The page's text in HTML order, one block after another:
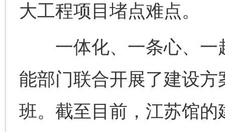
大工程项目堵点难点。
一体化、一条心、一
能部门联合开展了建设
班。截至目前，江苏馆